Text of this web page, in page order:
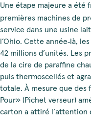
Une étape majeure a été
premières machines de
service dans une usine
l’Ohio. Cette année‑là,
42 millions d’unités. Les
de la cire de paraffine
puis thermoscellés et
totale. À mesure que
Pour» (Pichet verseur)
carton a attiré l’attention